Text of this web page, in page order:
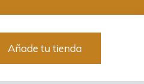
Añade tu tienda